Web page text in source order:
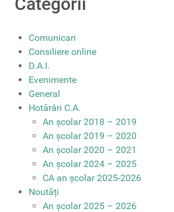
Comunicari
Consiliere online
D.A.I.
Evenimente
General
Hotărâri C.A.
An școlar 2018 – 2019
An școlar 2019 – 2020
An școlar 2020 – 2021
An școlar 2024 – 2025
CA an școlar 2025-2026
Noutăți
An școlar 2025 – 2026